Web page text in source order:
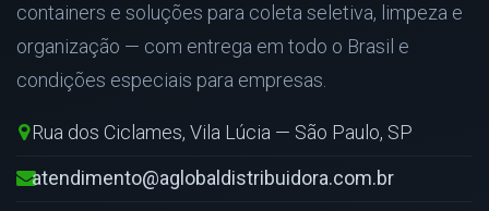
containers e soluções para coleta seletiva, limpeza e
organização — com entrega em todo o Brasil e
condições especiais para empresas.
Rua dos Ciclames, Vila Lúcia — São Paulo, SP
atendimento@aglobaldistribuidora.com.br